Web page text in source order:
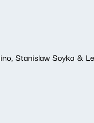
Stanislaw Soyka &